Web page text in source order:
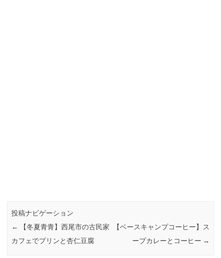
投稿ナビゲーション
←
【冬夏青青】西尾市の古民家
カフェでプリンと杏仁豆腐
【ベースキャンプコーヒー】ス
ープカレーとコーヒー →